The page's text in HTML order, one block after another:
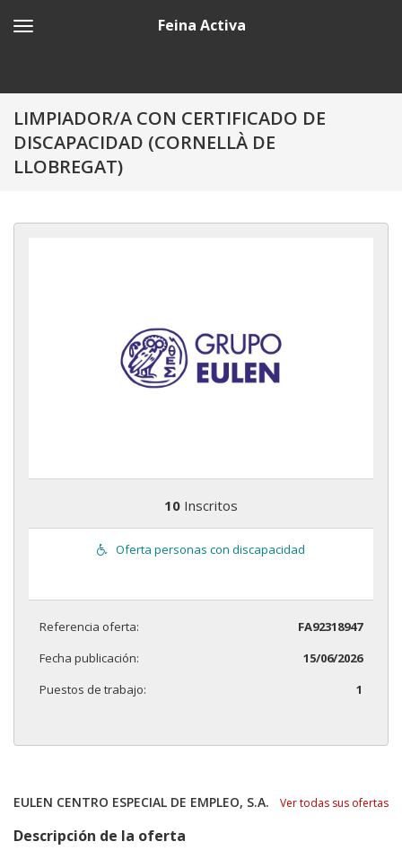
Feina Activa
LIMPIADOR/A CON CERTIFICADO DE
DISCAPACIDAD (CORNELLÀ DE
LLOBREGAT)
10 Inscritos
Oferta personas con discapacidad
Referencia oferta:
FA92318947
Fecha publicación:
15/06/2026
Puestos de trabajo:
1
EULEN CENTRO ESPECIAL DE EMPLEO, S.A. Ver todas sus ofertas
Descripción de la oferta